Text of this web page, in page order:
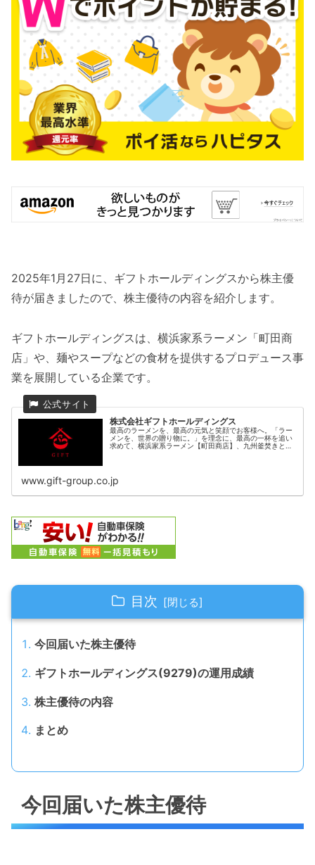
2025年1月27日に、ギフトホールディングスから株主優
待が届きましたので、株主優待の内容を紹介します。
ギフトホールディングスは、横浜家系ラーメン「町田商
店」や、麺やスープなどの食材を提供するプロデュース事
業を展開している企業です。
株式会社ギフトホールディングス
最高のラーメンを、最高の元気と笑顔でお客様へ。「ラー
メンを、世界の贈り物に。」を理念に、最高の一杯を追い
求めて、横浜家系ラーメン【町田商店】、九州釜焚きとん
www.gift-group.co.jp
目次
今回届いた株主優待
ギフトホールディングス(9279)の運用成績
株主優待の内容
まとめ
今回届いた株主優待